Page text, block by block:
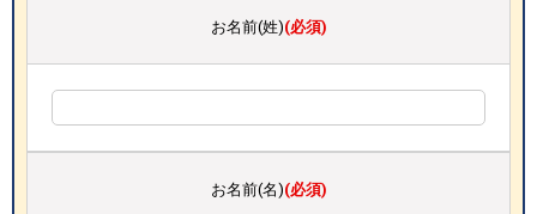
お名前(姓)(必須)
お名前(名)(必須)